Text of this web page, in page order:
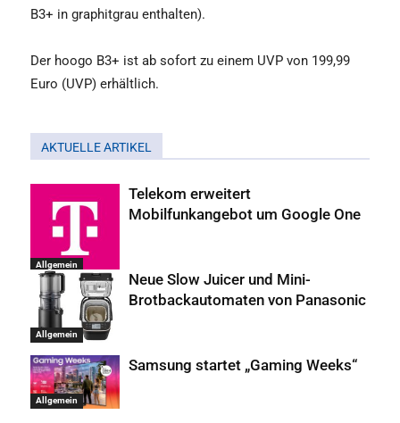
B3+ in graphitgrau enthalten).
Der hoogo B3+ ist ab sofort zu einem UVP von 199,99
Euro (UVP) erhältlich.
AKTUELLE ARTIKEL
Allgemein
Telekom erweitert
Mobilfunkangebot um Google One
Allgemein
Neue Slow Juicer und Mini-
Brotbackautomaten von Panasonic
Allgemein
Samsung startet „Gaming Weeks“